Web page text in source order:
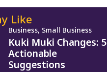
Like
Business, Small Business
Kuki Muki Changes: 5
Actionable
Suggestions